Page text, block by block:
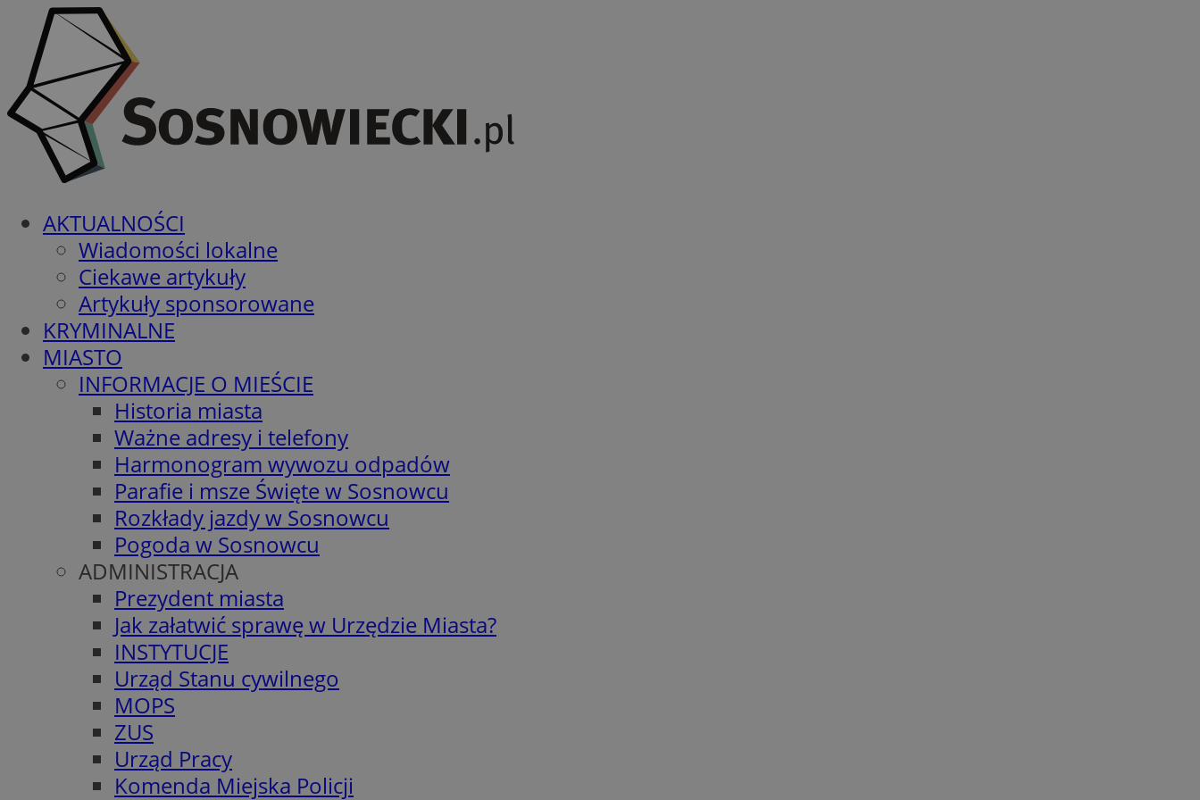
AKTUALNOŚCI
Wiadomości lokalne
Ciekawe artykuły
Artykuły sponsorowane
KRYMINALNE
MIASTO
INFORMACJE O MIEŚCIE
Historia miasta
Ważne adresy i telefony
Harmonogram wywozu odpadów
Parafie i msze Święte w Sosnowcu
Rozkłady jazdy w Sosnowcu
Pogoda w Sosnowcu
ADMINISTRACJA
Prezydent miasta
Jak załatwić sprawę w Urzędzie Miasta?
INSTYTUCJE
Urząd Stanu cywilnego
MOPS
ZUS
Urząd Pracy
Komenda Miejska Policji